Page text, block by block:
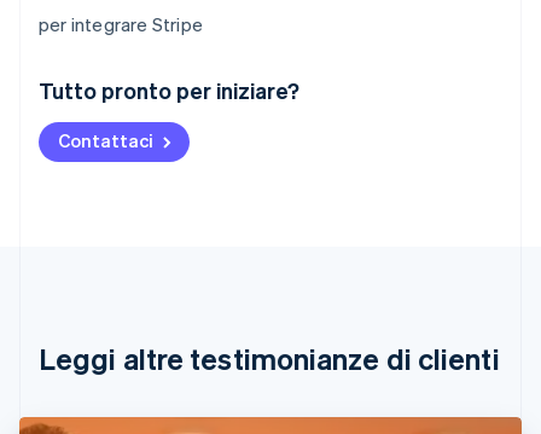
per integrare Stripe
Tutto pronto per iniziare?
Contattaci
Leggi altre testimonianze di clienti
Australia
English
Austria
DeutschEnglish
English Français
Cina continentale
Cipro